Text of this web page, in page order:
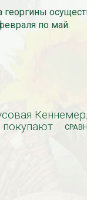
по май.
покупают